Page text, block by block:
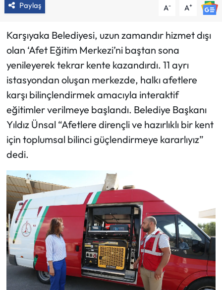
Paylaş A- A+
Karşıyaka Belediyesi, uzun zamandır hizmet dışı
olan ‘Afet Eğitim Merkezi’ni baştan sona
yenileyerek tekrar kente kazandırdı. 11 ayrı
istasyondan oluşan merkezde, halkı afetlere
karşı bilinçlendirmek amacıyla interaktif
eğitimler verilmeye başlandı. Belediye Başkanı
Yıldız Ünsal “Afetlere dirençli ve hazırlıklı bir kent
için toplumsal bilinci güçlendirmeye kararlıyız”
dedi.